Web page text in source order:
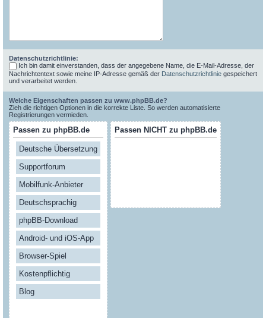
Datenschutzrichtlinie:
Ich bin damit einverstanden, dass der angegebene Name, die E-Mail-Adresse, der
Nachrichtentext sowie meine IP-Adresse gemäß der Datenschutzrichtlinie gespeichert
und verarbeitet werden.
Welche Eigenschaften passen zu www.phpBB.de?
Zieh die richtigen Optionen in die korrekte Liste. So werden automatisierte
Registrierungen vermieden.
Passen zu phpBB.de
Deutsche Übersetzung
Supportforum
Mobilfunk-Anbieter
Deutschsprachig
phpBB-Download
Android- und iOS-App
Browser-Spiel
Kostenpflichtig
Blog
Passen NICHT zu phpBB.de